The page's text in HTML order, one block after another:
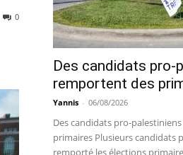
0
Des candidats pro-
remportent des
Yannis - 06/08/2026
Des candidats pro-
primaires Plusieurs candidats
remporté les élections